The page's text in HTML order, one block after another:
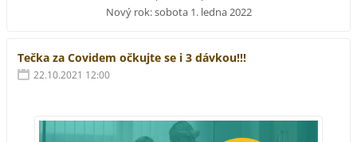
Nový rok: sobota 1. ledna 2022
Tečka za Covidem očkujte se i 3 dávkou!!!
22.10.2021 12:00